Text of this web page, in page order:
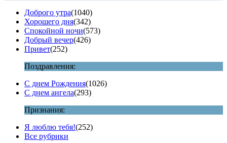
Доброго утра(1040)
Хорошего дня(342)
Спокойной ночи(573)
Добрый вечер(426)
Привет(252)
Поздравления:
С днем Рождения(1026)
С днем ангела(293)
Признания:
Я люблю тебя!(252)
Все рубрики